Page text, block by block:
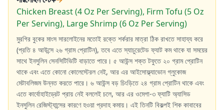
Chicken Breast (4 Oz Per Serving), Firm Tofu (5 Oz
Per Serving), Large Shrimp (6 Oz Per Serving)
মুরগির বুকের মাংস সারলোইনের মতোই রক্তে শর্করার মাত্রা ঠিক রাখতে সাহায্য করে
(প্রতি ৪ আউন্সে ২৬ গ্রাম প্রোটিন), তবে এতে স্যাচুরেটেড ফ্যাট কম থাকে যা সময়ের
সাথে ইনসুলিন সেনসিটিভিটি বাড়াতে পারে। ৫ আউন্স শক্ত টফুতে ২০ গ্রাম প্রোটিন
থাকে এবং এতে কোনো কোলেস্টেরল নেই, আর এর আইসোফ্ল্যাভোন গ্লুকোজ
মেটাবলিজম উন্নত করতে পারে। ৬ আউন্স বড় চিংড়িতে ২৪ গ্রাম প্রোটিন থাকে এবং
এতে কার্বোহাইড্রেট প্রায় নেই বললেই চলে, আর এর ওমেগা-৩ ফ্যাটি অ্যাসিড
ইনসুলিন রেজিস্ট্যান্সের কারণে হওয়া প্রদাহ কমায়। এই তিনটি বিকল্পই শিক কাবাবের